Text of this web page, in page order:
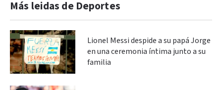
Más leidas de Deportes
Lionel Messi despide a su papá Jorge
en una ceremonia íntima junto a su
familia